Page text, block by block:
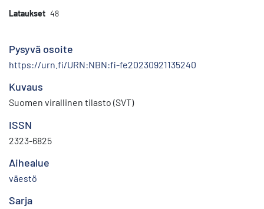
Lataukset 48
Pysyvä osoite
https://urn.fi/URN:NBN:fi-fe20230921135240
Kuvaus
Suomen virallinen tilasto (SVT)
ISSN
2323-6825
Aihealue
väestö
Sarja